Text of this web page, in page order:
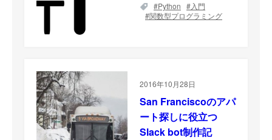
Python
入門
関数型プログラミング
2016年10月28日
San Franciscoのアパ
ート探しに役立つ
Slack bot制作記